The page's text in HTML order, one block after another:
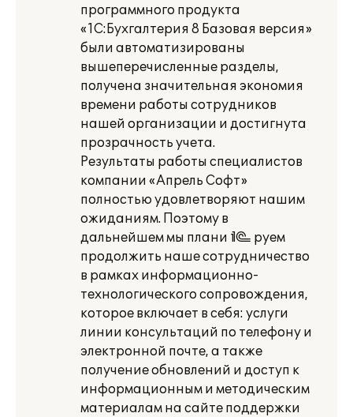
программного продукта
«1С:Бухгалтерия 8 Базовая версия»
были автоматизированы
вышеперечисленные разделы,
получена значительная экономия
времени работы сотрудников
нашей организации и достигнута
прозрачность учета.
Результаты работы специалистов
компании «Апрель Софт»
полностью удовлетворяют нашим
ожиданиям. Поэтому в
дальнейшем мы плани¬руем
продолжить наше сотрудничество
в рамках информационно-
технологического сопровождения,
которое включает в себя: услуги
линии консультаций по телефону и
электронной почте, а также
получение обновлений и доступ к
информационным и методическим
материалам на сайте поддержки